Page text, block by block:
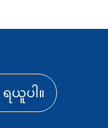
ယူပါ။